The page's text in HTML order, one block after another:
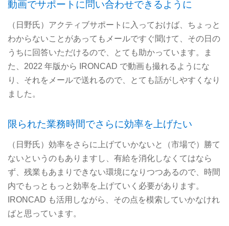
動画でサポートに問い合わせできるように
（日野氏）アクティブサポートに入っておけば、ちょっと
わからないことがあってもメールですぐ聞けて、その日の
うちに回答いただけるので、とても助かっています。ま
た、2022 年版から IRONCAD で動画も撮れるようにな
り、それをメールで送れるので、とても話がしやすくなり
ました。
限られた業務時間でさらに効率を上げたい
（日野氏）効率をさらに上げていかないと（市場で）勝て
ないというのもありますし、有給を消化しなくてはなら
ず、残業もあまりできない環境になりつつあるので、時間
内でもっともっと効率を上げていく必要があります。
IRONCAD も活用しながら、その点を模索していかなけれ
ばと思っています。